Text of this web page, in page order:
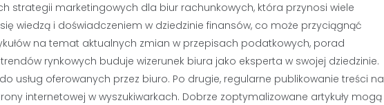
strategii marketingowych dla biur rachunkowych, która przynosi wiele
wiedzą i doświadczeniem w dziedzinie finansów, co może przyciągnąć
na temat aktualnych zmian w przepisach podatkowych, porad
rynkowych buduje wizerunek biura jako eksperta w swojej dziedzinie.
usług oferowanych przez biuro. Po drugie, regularne publikowanie treści na
internetowej w wyszukiwarkach. Dobrze zoptymalizowane artykuły mogą